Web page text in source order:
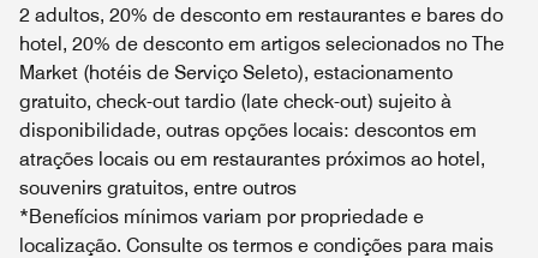
2 adultos, 20% de desconto em restaurantes e bares do
hotel, 20% de desconto em artigos selecionados no The
Market (hotéis de Serviço Seleto), estacionamento
gratuito, check-out tardio (late check-out) sujeito à
disponibilidade, outras opções locais: descontos em
atrações locais ou em restaurantes próximos ao hotel,
souvenirs gratuitos, entre outros
*Benefícios mínimos variam por propriedade e
localização. Consulte os termos e condições para mais